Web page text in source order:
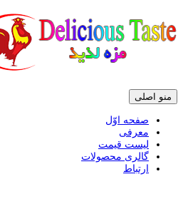
منو اصلی پرش
به
محتوی
صفحه اوّل
معرفی
لیست قیمت
گالری محصولات
ارتباط